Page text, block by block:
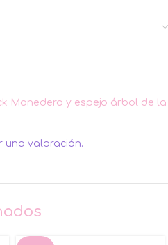
Monedero y espejo árbol de la
una valoración.